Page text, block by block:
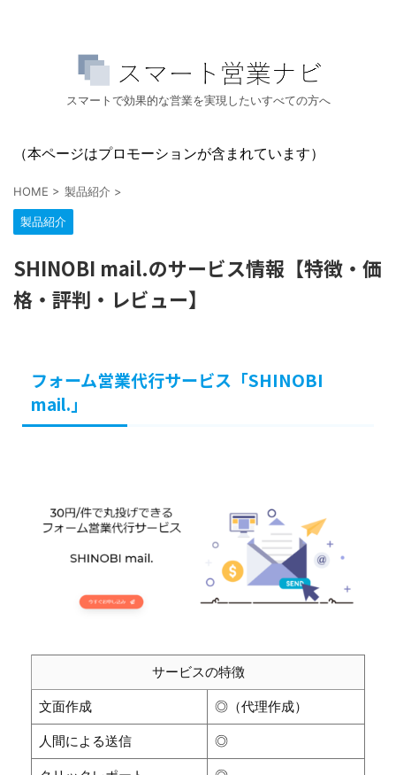
スマートで効果的な営業を実現したいすべての方へ
（本ページはプロモーションが含まれています）
HOME > 製品紹介 >
製品紹介
SHINOBI mail.のサービス情報【特徴・価
格・評判・レビュー】
フォーム営業代行サービス「SHINOBI
mail.」
サービスの特徴
文面作成 ◎（代理作成）
人間による送信 ◎